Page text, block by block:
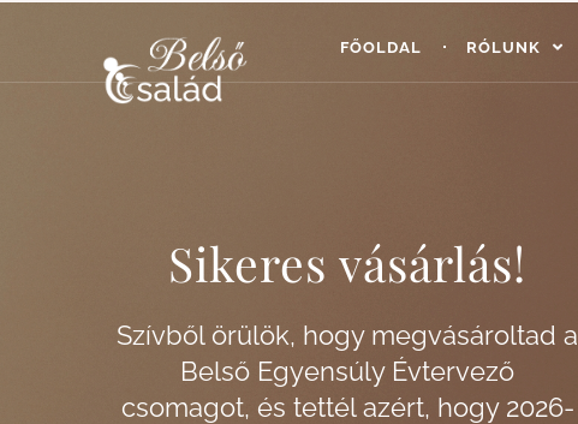
FŐOLDAL RÓLUNK
Sikeres vásárlás!
Szívből örülök, hogy megvásároltad a
Belső Egyensúly Évtervező
csomagot, és tettél azért, hogy 2026-